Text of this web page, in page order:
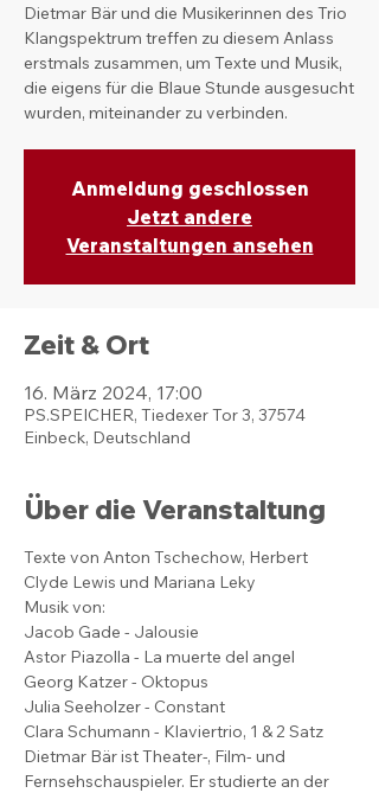
Dietmar Bär und die Musikerinnen des Trio
Klangspektrum treffen zu diesem Anlass
erstmals zusammen, um Texte und Musik,
die eigens für die Blaue Stunde ausgesucht
wurden, miteinander zu verbinden.
Anmeldung geschlossen
Jetzt andere
Veranstaltungen ansehen
Zeit & Ort
16. März 2024, 17:00
PS.SPEICHER, Tiedexer Tor 3, 37574
Einbeck, Deutschland
Über die Veranstaltung
Texte von Anton Tschechow, Herbert
Clyde Lewis und Mariana Leky
Musik von:
Jacob Gade - Jalousie
Astor Piazolla - La muerte del angel
Georg Katzer - Oktopus
Julia Seeholzer - Constant
Clara Schumann - Klaviertrio, 1 & 2 Satz
Dietmar Bär ist Theater-, Film- und
Fernsehschauspieler. Er studierte an der